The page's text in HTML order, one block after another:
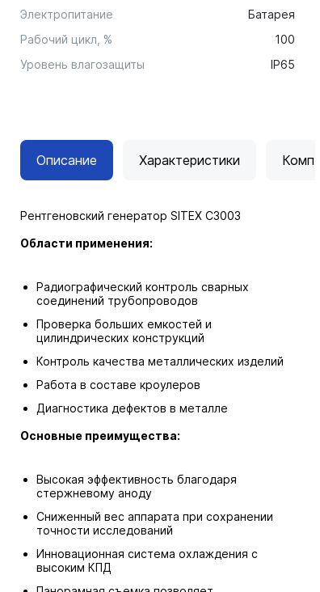
Электропитание
Батарея
Рабочий цикл, %
100
Уровень влагозащиты
IP65
Описание Характеристики
Рентгеновский генератор SITEX C3003
Области применения:
Радиографический контроль сварных
соединений трубопроводов
Проверка больших емкостей и
цилиндрических конструкций
Контроль качества металлических изделий
Работа в составе кроулеров
Диагностика дефектов в металле
Основные преимущества:
Высокая эффективность благодаря
стержневому аноду
Сниженный вес аппарата при сохранении
точности исследований
Инновационная система охлаждения с
высоким КПД